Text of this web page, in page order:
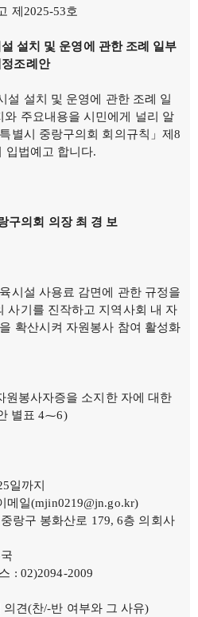
제2025-53호
설치 및 운영에 관한 조례 일부
조례안
설 설치 및 운영에 관한 조례 일
주요내용을 시민에게 널리 알
별시 중랑구의회 회의규칙」제8
입법예고 합니다.
구의회 의장 최 경 보
시설 사용료 감면에 관한 규정을
사기를 진작하고 지역사회 내 자
확산시켜 자원봉사 참여 활성화
원봉사자증을 소지한 자에 대한
별표 4⁓6)
일까지
메일(mjin0219@jn.go.kr)
랑구 봉화산로 179, 6층 의회사
: 02)2094-2009
견(찬/-반 여부와 그 사유)